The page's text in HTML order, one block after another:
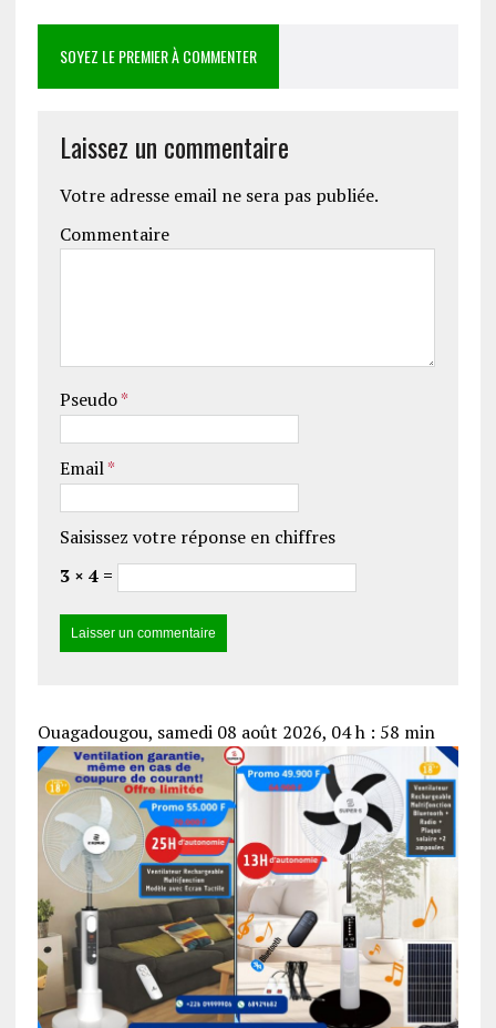
SOYEZ LE PREMIER À COMMENTER
Laissez un commentaire
Votre adresse email ne sera pas publiée.
Commentaire
Pseudo*
Email*
Saisissez votre réponse en chiffres
3 × 4 =
Ouagadougou, samedi 08 août 2026, 04 h : 58 min